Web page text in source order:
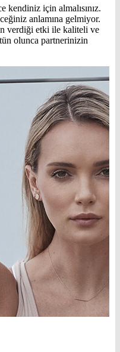
kendiniz için almalısınız.
anlamına gelmiyor.
verdiği etki ile kaliteli ve
olunca partnerinizin